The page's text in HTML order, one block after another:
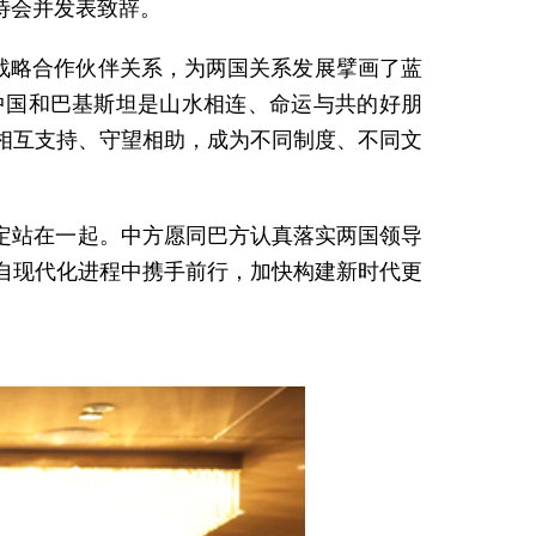
并发表致辞。
合作伙伴关系，为两国关系发展擘画了蓝
和巴基斯坦是山水相连、命运与共的好朋
支持、守望相助，成为不同制度、不同文
在一起。中方愿同巴方认真落实两国领导
代化进程中携手前行，加快构建新时代更